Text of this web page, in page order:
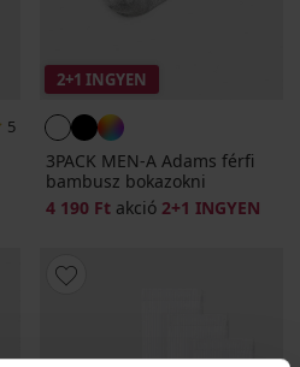
5
2+1 INGYEN
3PACK MEN-A Adams férfi
bambusz bokazokni
4 190 Ft akció 2+1 INGYEN